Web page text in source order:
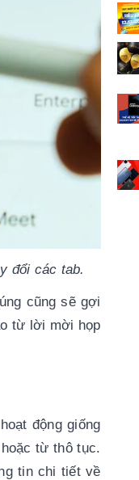
đổi các tab.
cũng sẽ gợi
từ lời mời họp
động giống
từ thô tục.
tin chi tiết về